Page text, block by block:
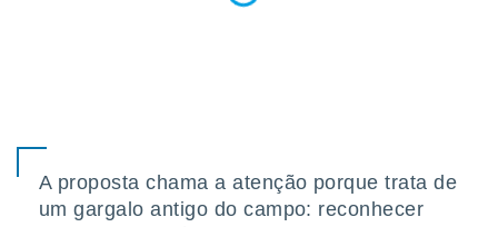
a
site
A proposta chama a atenção porque trata de
um gargalo antigo do campo: reconhecer